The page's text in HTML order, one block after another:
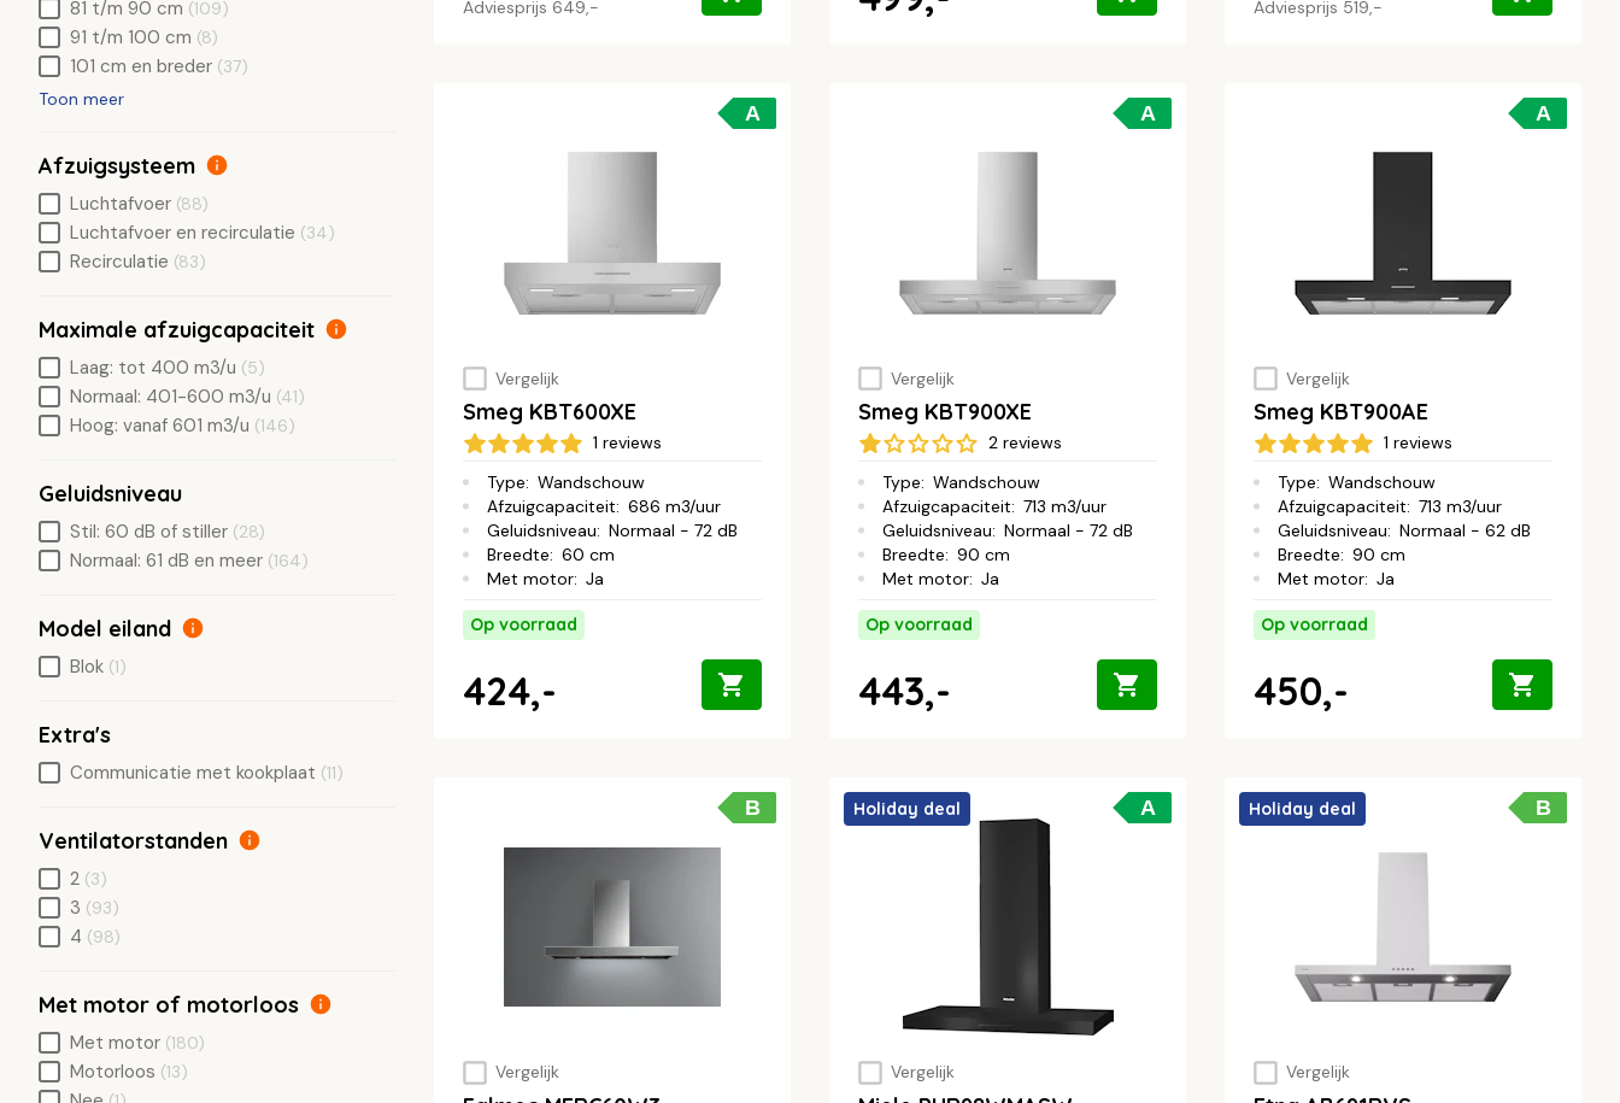
Adviesprijs 649,- Adviesprijs 519,-
A
Vergelijk
Smeg KBT600XE
1 reviews
Type: Wandschouw
Afzuigcapaciteit: 686 m3/uur
Geluidsniveau: Normaal - 72 dB
Breedte: 60 cm
Met motor: Ja
Op voorraad
424,-
A
Vergelijk
Smeg KBT900XE
2 reviews
Type: Wandschouw
Afzuigcapaciteit: 713 m3/uur
Geluidsniveau: Normaal - 72 dB
Breedte: 90 cm
Met motor: Ja
Op voorraad
443,-
A
Vergelijk
Smeg KBT900AE
1 reviews
Type: Wandschouw
Afzuigcapaciteit: 713 m3/uur
Geluidsniveau: Normaal - 62 dB
Breedte: 90 cm
Met motor: Ja
Op voorraad
450,-
B
Vergelijk
A
Holiday deal
Vergelijk
B
Holiday deal
Vergelijk
81 t/m 90 cm (109)
91 t/m 100 cm (8)
101 cm en breder (37)
Toon meer
Afzuigsysteem
Luchtafvoer (88)
Luchtafvoer en recirculatie (34)
Recirculatie (83)
Maximale afzuigcapaciteit
Laag: tot 400 m3/u (5)
Normaal: 401-600 m3/u (41)
Hoog: vanaf 601 m3/u (146)
Geluidsniveau
Stil: 60 dB of stiller (28)
Normaal: 61 dB en meer (164)
Model eiland
Blok (1)
Extra's
Communicatie met kookplaat (11)
Ventilatorstanden
2 (3)
3 (93)
4 (98)
Met motor of motorloos
Met motor (180)
Motorloos (13)